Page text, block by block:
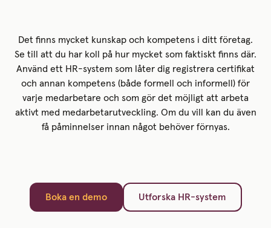
Det finns mycket kunskap och kompetens i ditt företag.
Se till att du har koll på hur mycket som faktiskt finns där.
Använd ett HR-system som låter dig registrera certifikat
och annan kompetens (både formell och informell) för
varje medarbetare och som gör det möjligt att arbeta
aktivt med medarbetarutveckling. Om du vill kan du även
få påminnelser innan något behöver förnyas.
Boka en demo Utforska HR-system